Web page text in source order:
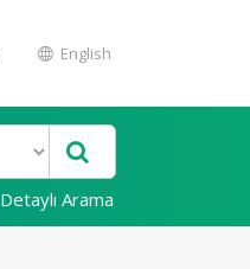
English
Detaylı Arama